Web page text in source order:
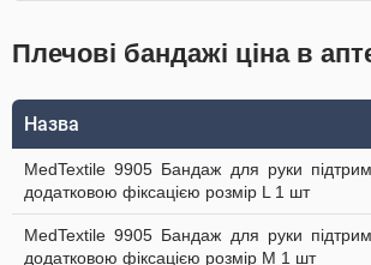
Плечові бандажі ціна в
Назва
MedTextile 9905 Бандаж для руки
додатковою фіксацією розмір L 1 шт
MedTextile 9905 Бандаж для руки
додатковою фіксацією розмір M 1 шт